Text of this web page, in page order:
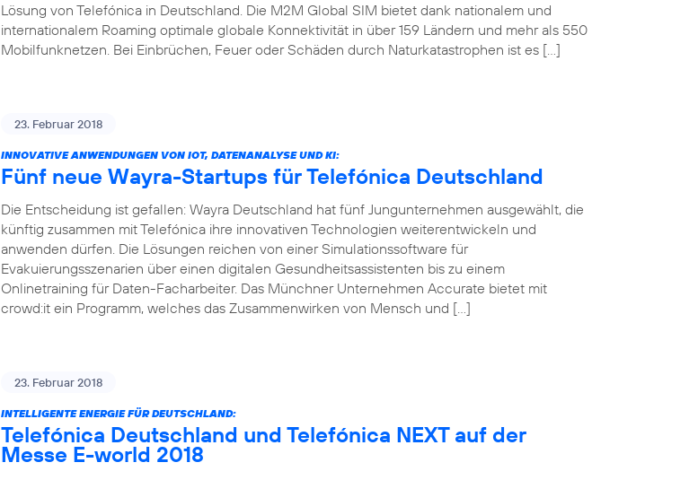
Lösung von Telefónica in Deutschland. Die M2M Global SIM bietet dank nationalem und
internationalem Roaming optimale globale Konnektivität in über 159 Ländern und mehr als 550
Mobilfunknetzen. Bei Einbrüchen, Feuer oder Schäden durch Naturkatastrophen ist es […]
23. Februar 2018
INNOVATIVE ANWENDUNGEN VON IOT, DATENANALYSE UND KI:
Fünf neue Wayra-Startups für Telefónica Deutschland
Die Entscheidung ist gefallen: Wayra Deutschland hat fünf Jungunternehmen ausgewählt, die
künftig zusammen mit Telefónica ihre innovativen Technologien weiterentwickeln und
anwenden dürfen. Die Lösungen reichen von einer Simulationssoftware für
Evakuierungsszenarien über einen digitalen Gesundheitsassistenten bis zu einem
Onlinetraining für Daten-Facharbeiter. Das Münchner Unternehmen Accurate bietet mit
crowd:it ein Programm, welches das Zusammenwirken von Mensch und […]
23. Februar 2018
INTELLIGENTE ENERGIE FÜR DEUTSCHLAND:
Telefónica Deutschland und Telefónica NEXT auf der
Messe E-world 2018